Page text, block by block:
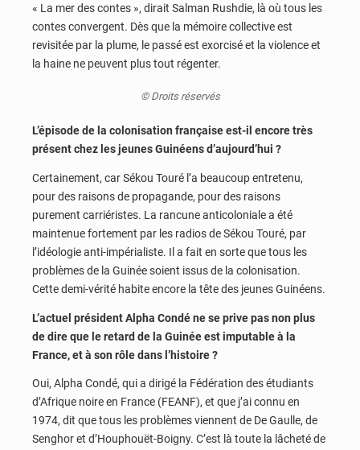
« La mer des contes », dirait Salman Rushdie, là où tous les
contes convergent. Dès que la mémoire collective est
revisitée par la plume, le passé est exorcisé et la violence et
la haine ne peuvent plus tout régenter.
© Droits réservés
L’épisode de la colonisation française est-il encore très
présent chez les jeunes Guinéens d’aujourd’hui ?
Certainement, car Sékou Touré l’a beaucoup entretenu,
pour des raisons de propagande, pour des raisons
purement carriéristes. La rancune anticoloniale a été
maintenue fortement par les radios de Sékou Touré, par
l’idéologie anti-impérialiste. Il a fait en sorte que tous les
problèmes de la Guinée soient issus de la colonisation.
Cette demi-vérité habite encore la tête des jeunes Guinéens.
L’actuel président Alpha Condé ne se prive pas non plus
de dire que le retard de la Guinée est imputable à la
France, et à son rôle dans l’histoire ?
Oui, Alpha Condé, qui a dirigé la Fédération des étudiants
d’Afrique noire en France (FEANF), et que j’ai connu en
1974, dit que tous les problèmes viennent de De Gaulle, de
Senghor et d’Houphouët-Boigny. C’est là toute la lâcheté de